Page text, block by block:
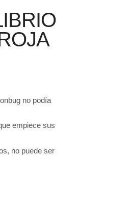
no podía
empiece sus
no puede ser